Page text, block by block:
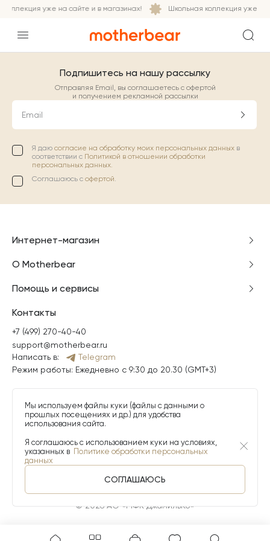
уже на сайте и в магазинах! Школьная коллекция уже на
Подпишитесь на нашу рассылку
Отправляя Email, вы соглашаетесь с офертой
и получением рекламной рассылки
Email
Я даю согласие на обработку моих персональных данных в
соответствии с Политикой в отношении обработки
персональных данных.
Соглашаюсь с офертой.
Интернет-магазин
О Motherbear
Помощь и сервисы
Контакты
+7 (499) 270-40-40
support@motherbear.ru
Написать в:
Telegram
Режим работы: Ежедневно с 9:30 до 20.30 (GMT+3)
© 2026 АО «МФК ДжамильКо»
Мы используем файлы куки (файлы с данными о
прошлых посещениях и др.) для удобства
использования сайта.
Я соглашаюсь с использованием куки на условиях,
указанных в Политике обработки персональных
данных
СОГЛАШАЮСЬ